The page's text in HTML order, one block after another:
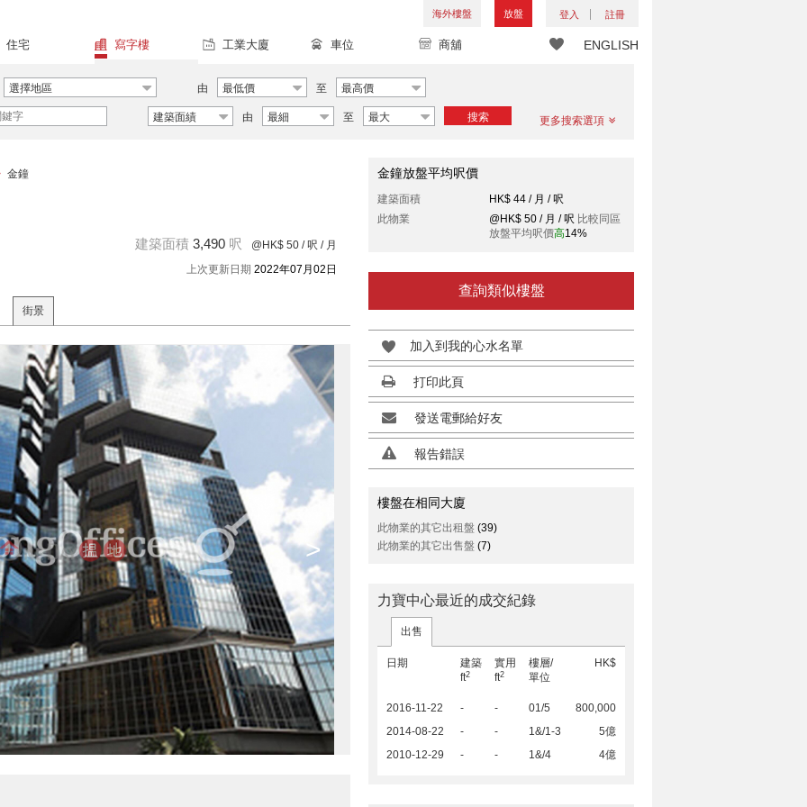
海外樓盤 放盤 登入 註冊
ENGLISH
住宅 寫字樓 工業大廈 車位 商舖
選擇地區 由 最低價 至 最高價
建築面績 由 最細 至 最大 搜索 更多搜索選項
金鐘
建築面積 3,490 呎 @HK$ 50 / 呎 / 月
上次更新日期 2022年07月02日
街景
>
金鐘放盤平均呎價
建築面積
HK$ 44 / 月 / 呎
此物業
@HK$ 50 / 月 / 呎 比較同區
放盤平均呎價高14%
查詢類似樓盤
加入到我的心水名單
打印此頁
發送電郵給好友
報告錯誤
樓盤在相同大廈
此物業的其它出租盤 (39)
此物業的其它出售盤 (7)
力寶中心最近的成交紀錄
出售
日期
建築
ft2
實用
ft2
樓層/
單位
HK$
2016-11-22 - - 01/5
800,000
2014-08-22
- - 1&/1-3
5億
2010-12-29
- - 1&/4 4億